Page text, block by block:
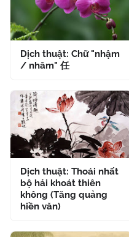
Dịch thuật: Chữ "nhậm
/ nhâm" 任
Dịch thuật: Thoái nhất
bộ hải khoát thiên
không (Tăng quảng
hiền văn)